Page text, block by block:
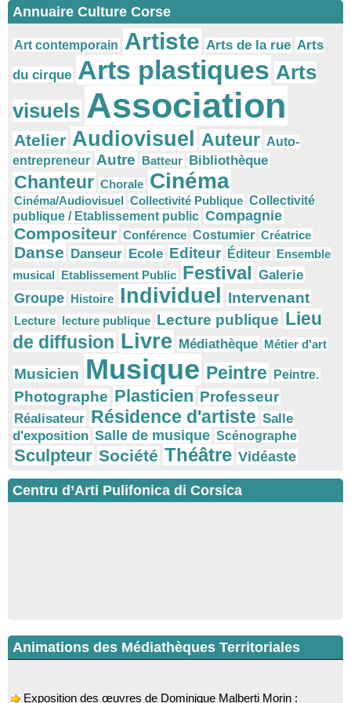
Annuaire Culture Corse
Art contemporain Artiste Arts de la rue Arts
du cirque Arts plastiques Arts
visuels Association
Atelier Audiovisuel Auteur Auto-
entrepreneur Autre Batteur Bibliothèque
Chanteur Chorale Cinéma
Cinéma/Audiovisuel Collectivité Publique Collectivité
publique / Etablissement public Compagnie
Compositeur Conférence Costumier Créatrice
Danse Danseur Ecole Editeur Éditeur Ensemble
musical Etablissement Public Festival Galerie
Groupe Histoire Individuel Intervenant
Lecture lecture publique Lecture publique Lieu
de diffusion Livre Médiathèque Métier d'art
Musicien Musique Peintre Peintre.
Photographe Plasticien Professeur
Réalisateur Résidence d'artiste Salle
d'exposition Salle de musique Scénographe
Sculpteur Société Théâtre Vidéaste
Centru d’Arti Pulifonica di Corsica
Animations des Médiathèques Territoriales